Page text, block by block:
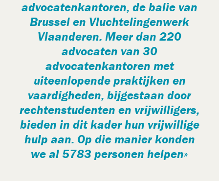
advocatenkantoren, de balie van
Brussel en Vluchtelingenwerk
Vlaanderen. Meer dan 220
advocaten van 30
advocatenkantoren met
uiteenlopende praktijken en
vaardigheden, bijgestaan door
rechtenstudenten en vrijwilligers,
bieden in dit kader hun vrijwillige
hulp aan. Op die manier konden
we al 5783 personen helpen